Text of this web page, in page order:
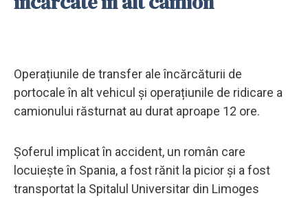
Operațiunile de transfer ale încărcăturii de
portocale în alt vehicul și operațiunile de ridicare a
camionului răsturnat au durat aproape 12 ore.
Șoferul implicat în accident, un român care
locuiește în Spania, a fost rănit la picior și a fost
transportat la Spitalul Universitar din Limoges